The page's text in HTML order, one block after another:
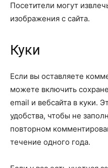
Посетители могут
изображения с сайта.
Куки
Если вы оставляете
можете включить
email и вебсайта в куки.
удобства, чтобы не
повторном
течение одного года.